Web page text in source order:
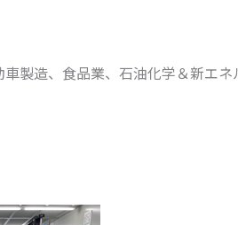
製造、食品業、石油化学＆新エ